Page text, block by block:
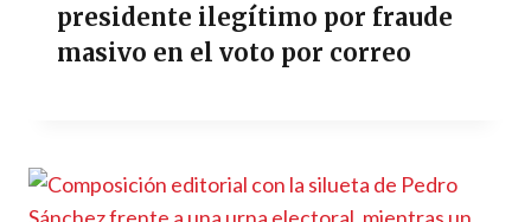
presidente ilegítimo por fraude
masivo en el voto por correo